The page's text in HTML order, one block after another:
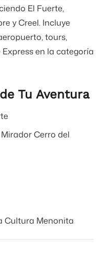
El Fuerte,
y Creel. Incluye
tours,
en la categoría
Tu Aventura
Cerro del
Cultura Menonita